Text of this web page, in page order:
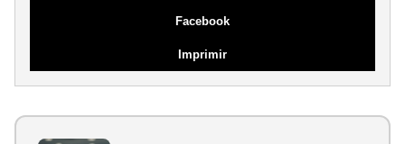
Facebook
Imprimir